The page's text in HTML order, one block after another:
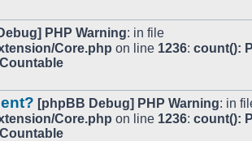
PHP Warning: in file
Core.php on line 1236: count():
[phpBB Debug] PHP Warning: in
Core.php on line 1236: count():